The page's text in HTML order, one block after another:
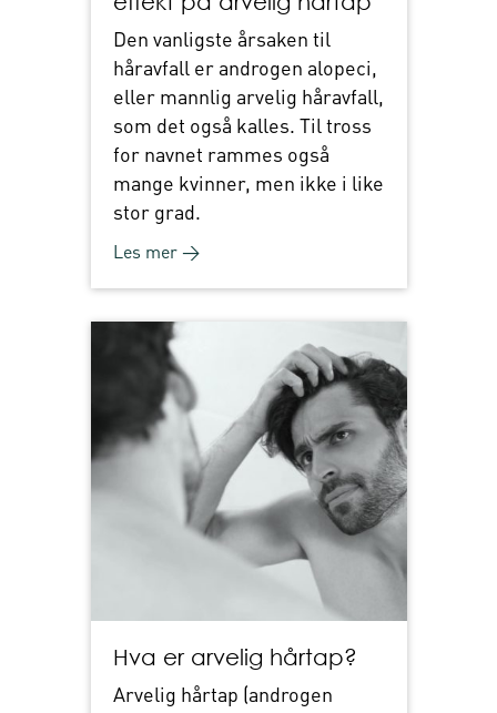
Den vanligste årsaken til
håravfall er androgen alopeci,
eller mannlig arvelig håravfall,
som det også kalles. Til tross
for navnet rammes også
mange kvinner, men ikke i like
stor grad.
Les mer →
Hva er arvelig hårtap?
Arvelig hårtap (androgen